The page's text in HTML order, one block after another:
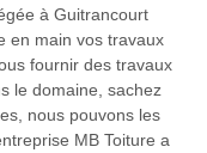
à Guitrancourt
en main vos travaux
fournir des travaux
le domaine, sachez
nous pouvons les
MB Toiture a